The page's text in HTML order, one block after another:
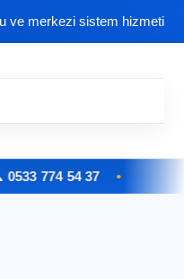
ve merkezi sistem hizmeti
774 54 37